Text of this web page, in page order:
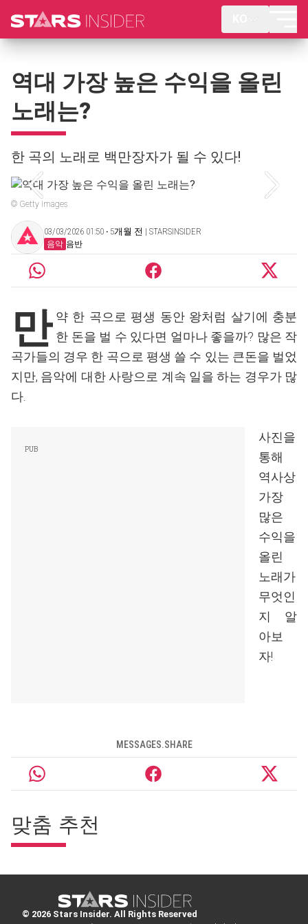
역대 가장 높은 수익을 올린
노래는?
한 곡의 노래로 백만장자가 될 수 있다!
© Getty Images
03/03/2026 01:50 ‧ 5개월 전 | STARSINSIDER
음악 음반
만 약 한 곡으로 평생 동안 왕처럼 살기에 충분
한 돈을 벌 수 있다면 얼마나 좋을까? 많은 작
곡가들의 경우 한 곡으로 평생 쓸 수 있는 큰돈을 벌었
지만, 음악에 대한 사랑으로 계속 일을 하는 경우가 많
다.
사진을
통해
역사상
가장
많은
수익을
올린
노래가
무엇인
지 알
아보
자!
MESSAGES.SHARE
맞춤 추천
© 2026 Stars Insider. All Rights Reserved